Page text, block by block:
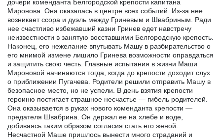
дочери коменданта Белгородской крепости капитана
Миронова. Она оказалась в центре всех событий. Из-за нее
возникает ссора и дуэль между Гриневым и Швабриным. Ради
нее счастливо избежавший казни Гринев едет навстречу
неизвестности в занятую восставшими Белгородскую крепость.
Наконец, его нежелание впутывать Машу в разбирательство о
его мнимой измене лишило Гринева возможности оправдаться
и защитить свою честь. Главные испытания в жизни Маши
Мироновой начинаются тогда, когда до крепости доходит слух
о приближении Пугачева. Родители решили отправить Машу в
безопасное место, но не успели. В день взятия крепости
героиню постигает страшное несчастье — гибель родителей.
Она оказывается в руках нового коменданта крепости —
предателя Швабрина. Он держал ее на хлебе и воде,
добиваясь таким образом согласия стать его женой.
Несчастной Маше пришлось вынести много страданий и